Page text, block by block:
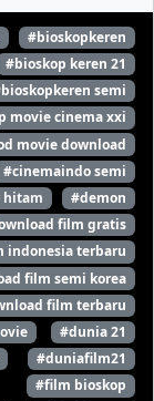
#bioskopkeren
#bioskop keren 21
semi
movie cinema xxi
movie download
#cinemaindo semi
#demon
film gratis
indonesia terbaru
film semi korea
film terbaru
#dunia 21
#duniafilm21
#film bioskop